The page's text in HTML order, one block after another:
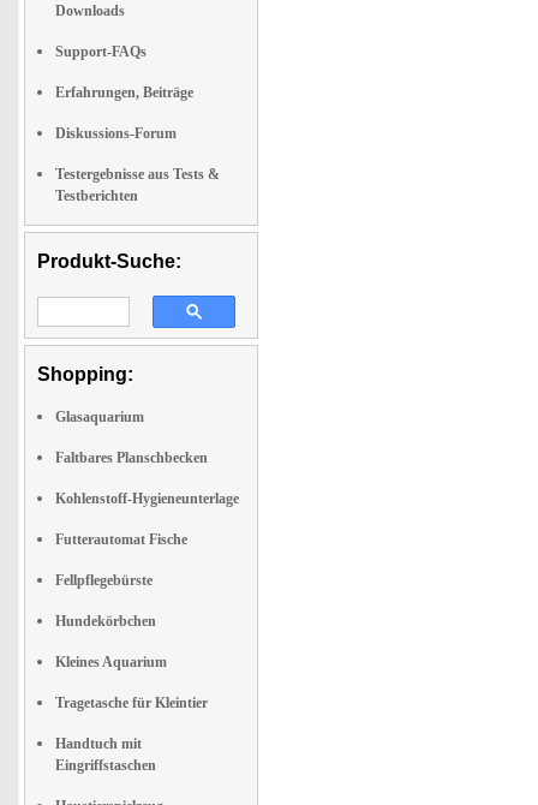
Downloads
Support-FAQs
Erfahrungen, Beiträge
Diskussions-Forum
Testergebnisse aus Tests &
Testberichten
Produkt-Suche:
Shopping:
Glasaquarium
Faltbares Planschbecken
Kohlenstoff-Hygieneunterlage
Futterautomat Fische
Fellpflegebürste
Hundekörbchen
Kleines Aquarium
Tragetasche für Kleintier
Handtuch mit
Eingriffstaschen